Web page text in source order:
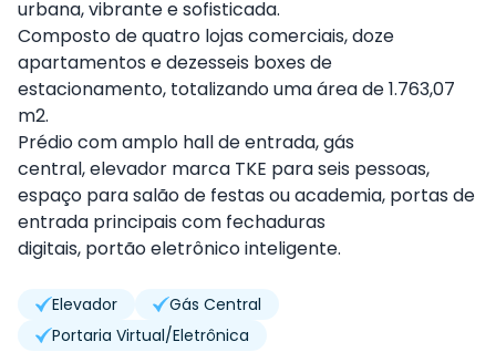
urbana, vibrante e sofisticada.
Composto de quatro lojas comerciais, doze
apartamentos e dezesseis boxes de
estacionamento, totalizando uma área de 1.763,07
m2.
Prédio com amplo hall de entrada,gás
central,elevador marca TKE para seis pessoas,
espaço para salão de festas ou academia, portas de
entrada principais com fechaduras
digitais, portão eletrônico inteligente.
Elevador
Gás Central
Portaria Virtual/Eletrônica